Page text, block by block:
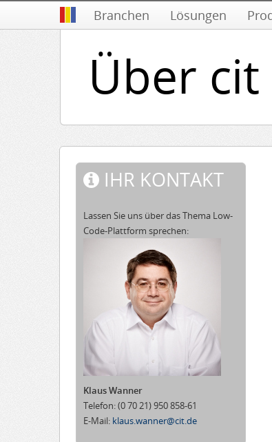
Branchen Lösungen
Über cit
IHR KONTAKT
Lassen Sie uns über das Thema Low-
Code-Plattform sprechen:
Klaus Wanner
Telefon:(0 70 21) 950 858-61
E-Mail: klaus.wanner@cit.de